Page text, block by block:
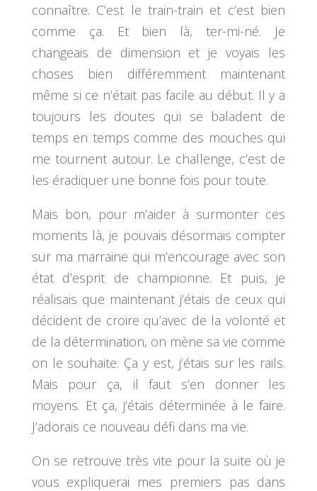
connaître. C’est le train-train et c’est bien
comme ça. Et bien là, ter-mi-né. Je
changeais de dimension et je voyais les
choses bien différemment maintenant
même si ce n’était pas facile au début. Il y a
toujours les doutes qui se baladent de
temps en temps comme des mouches qui
me tournent autour. Le challenge, c’est de
les éradiquer une bonne fois pour toute.
Mais bon, pour m’aider à surmonter ces
moments là, je pouvais désormais compter
sur ma marraine qui m’encourage avec son
état d’esprit de championne. Et puis, je
réalisais que maintenant j’étais de ceux qui
décident de croire qu’avec de la volonté et
de la détermination, on mène sa vie comme
on le souhaite. Ça y est, j’étais sur les rails.
Mais pour ça, il faut s’en donner les
moyens. Et ça, j’étais déterminée à le faire.
J’adorais ce nouveau défi dans ma vie.
On se retrouve très vite pour la suite où je
vous expliquerai mes premiers pas dans